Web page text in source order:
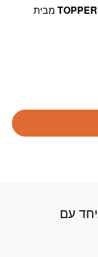
TOPPERמבית
עם